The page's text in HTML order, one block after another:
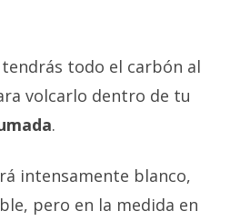
todo el carbón al
volcarlo dentro de tu
.
intensamente blanco,
pero en la medida en